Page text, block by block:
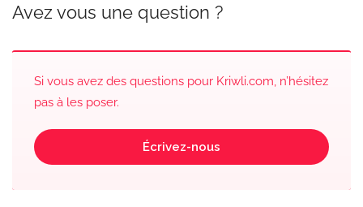
Avez vous une question ?
Si vous avez des questions pour Kriwli.com, n’hésitez
pas à les poser.
Écrivez-nous